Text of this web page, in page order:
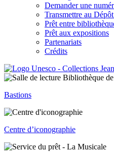
Demander une
Transmettre au
Prêt entre
Prêt aux expositions
Partenariats
Crédits
Bastions
Centre d’iconographie